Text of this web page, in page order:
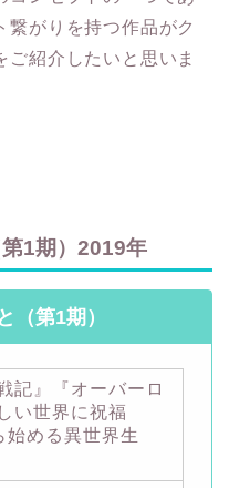
繋がりを持つ作品がク
ご紹介したいと思いま
1期）2019年
（第1期）
記』『オーバーロ
い世界に祝福
始める異世界生